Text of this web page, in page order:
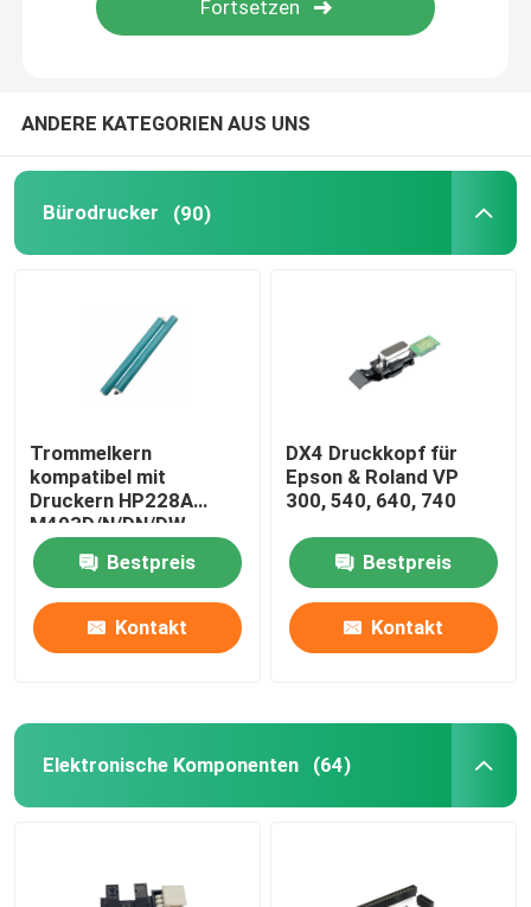
ANDERE KATEGORIEN AUS UNS
Bürodrucker (90)
Trommelkern
kompatibel mit
Druckern HP228A
M403D/N/DN/DW
M427FDW/FDN
Bestpreis
Kontakt
DX4 Druckkopf für
Epson & Roland VP
300, 540, 640, 740
Bestpreis
Kontakt
Elektronische Komponenten (64)